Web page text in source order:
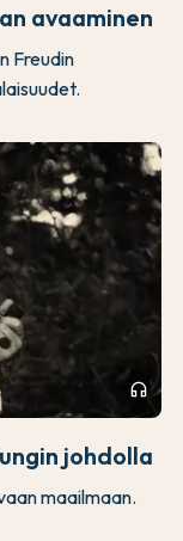
avaaminen
Freudin
headphones
johdolla
maailmaan.